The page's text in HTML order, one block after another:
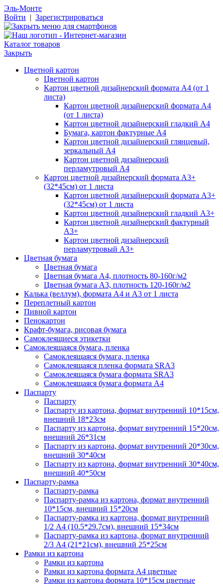
Эль-Монте
Войти | Зарегистрироваться
Каталог товаров
Закрыть
Цветной картон
Цветной картон
Картон цветной дизайнерский формата А4 (от 1
листа)
Картон цветной дизайнерский формата А4
(от 1 листа)
Картон цветной дизайнерский гладкий А4
Бумага, картон фактурные А4
Картон цветной дизайнерский глянцевый,
зеркальный А4
Картон цветной дизайнерский
перламутровый А4
Картон цветной дизайнерский формата А3+
(32*45см) от 1 листа
Картон цветной дизайнерский формата А3+
(32*45см) от 1 листа
Картон цветной дизайнерский гладкий А3+
Картон цветной дизайнерский фактурный
А3+
Картон цветной дизайнерский
перламутровый А3+
Цветная бумага
Цветная бумага
Цветная бумага А4, плотность 80-160г/м2
Цветная бумага А3, плотность 120-160г/м2
Калька (веллум), формата А4 и А3 от 1 листа
Переплетный картон
Пивной картон
Пенокартон
Крафт-бумага, рисовая бумага
Самоклеящиеся этикетки
Самоклеящаяся бумага, пленка
Самоклеящаяся бумага, пленка
Самоклеящаяся пленка формата SRА3
Самоклеящаяся бумага формата SRА3
Самоклеящаяся бумага формата А4
Паспарту
Паспарту
Паспарту из картона, формат внутренний 10*15см,
внешний 18*23см
Паспарту из картона, формат внутренний 15*20см,
внешний 26*31см
Паспарту из картона, формат внутренний 20*30см,
внешний 30*40см
Паспарту из картона, формат внутренний 30*40см,
внешний 40*50см
Паспарту-рамка
Паспарту-рамка
Паспарту-рамка из картона, формат внутренний
10*15см, внешний 15*20см
Паспарту-рамка из картона, формат внутренний
1/2 А4 (10.5*29.7см), внешний 15*34см
Паспарту-рамка из картона, формат внутренний
2/3 А4 (21*21см), внешний 25*25см
Рамки из картона
Рамки из картона
Рамки из картона формата А4 цветные
Рамки из картона формата 10*15см цветные